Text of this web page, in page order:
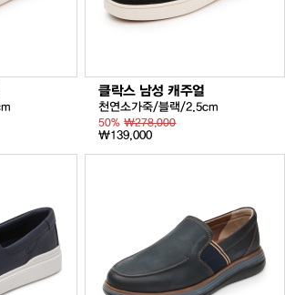
클락스 남성 캐주얼
천연소가죽/블랙/2.5cm
50%₩278,000
₩139,000